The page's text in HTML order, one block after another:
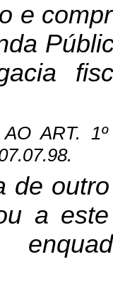
e
ART.
de
a